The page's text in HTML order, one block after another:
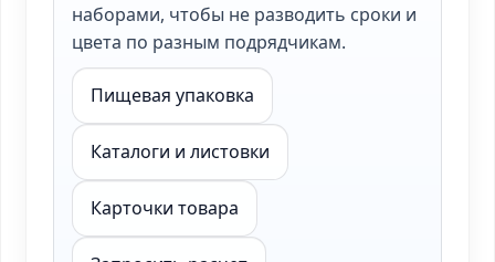
наборами, чтобы не разводить сроки и
цвета по разным подрядчикам.
Пищевая упаковка
Каталоги и листовки
Карточки товара